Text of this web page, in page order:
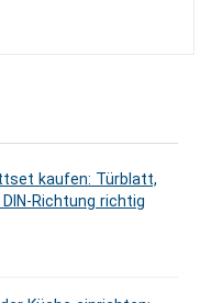
kaufen: Türblatt,
Richtung richtig